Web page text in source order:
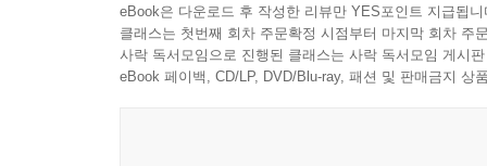
eBook은 다운로드 후 작성한 리뷰만 YES포인트 지급됩니
클래스는 첫번째 회차 주문확정 시점부터 마지막 회차 주
사락 독서모임으로 진행된 클래스는 사락 독서모임 게시
eBook 페이백, CD/LP, DVD/Blu-ray, 패션 및 판매금지 상